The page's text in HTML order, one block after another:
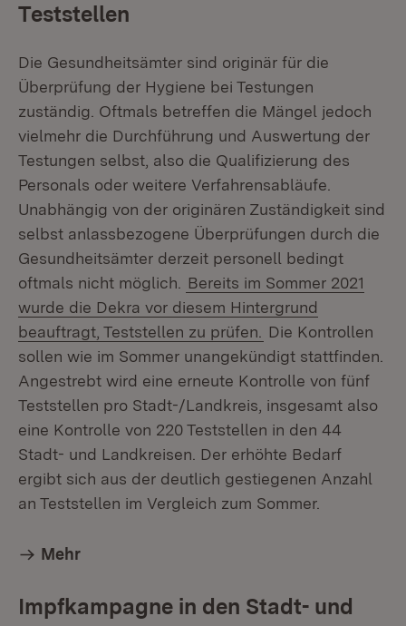
Teststellen
Die Gesundheitsämter sind originär für die
Überprüfung der Hygiene bei Testungen
zuständig. Oftmals betreffen die Mängel jedoch
vielmehr die Durchführung und Auswertung der
Testungen selbst, also die Qualifizierung des
Personals oder weitere Verfahrensabläufe.
Unabhängig von der originären Zuständigkeit sind
selbst anlassbezogene Überprüfungen durch die
Gesundheitsämter derzeit personell bedingt
oftmals nicht möglich.
Bereits im Sommer 2021
wurde die Dekra vor diesem Hintergrund
beauftragt, Teststellen zu prüfen.
Die Kontrollen
sollen wie im Sommer unangekündigt stattfinden.
Angestrebt wird eine erneute Kontrolle von fünf
Teststellen pro Stadt-/Landkreis, insgesamt also
eine Kontrolle von 220 Teststellen in den 44
Stadt- und Landkreisen. Der erhöhte Bedarf
ergibt sich aus der deutlich gestiegenen Anzahl
an Teststellen im Vergleich zum Sommer.
Mehr
Impfkampagne in den Stadt- und